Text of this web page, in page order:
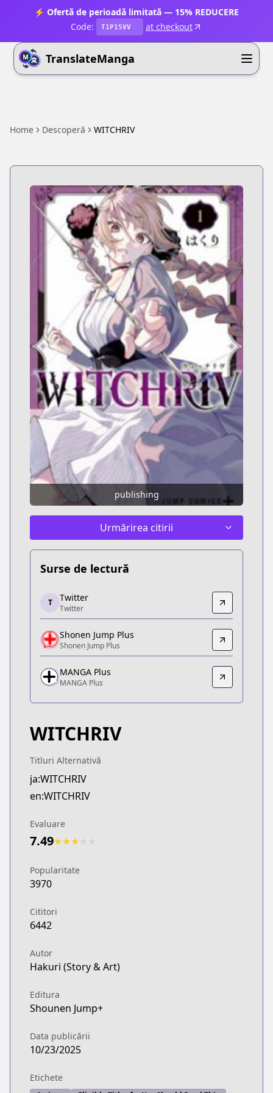
⚡ Ofertă de perioadă limitată — 15% REDUCERE
Code:
T1P15VV at checkout
TranslateManga
Home Descoperă WITCHRIV
publishing
Urmărirea citirii
Surse de lectură
Twitter
Twitter
https://x.com/WITCHRIV
Shonen Jump Plus
Shonen Jump Plus
https://shonenjumpplus.com/episode/
MANGA Plus
T Twitter
Twitter
Shonen Jump Plus
Shonen Jump Plus
MANGA Plus
MANGA Plus
WITCHRIV
Titluri Alternativă
ja:WITCHRIV
en:WITCHRIV
Evaluare
7.49★★★
Popularitate
3970
Cititori
6442
Autor
Hakuri (Story & Art)
Editura
Shounen Jump+
Data publicării
10/23/2025
Etichete